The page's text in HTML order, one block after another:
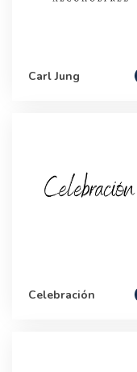
Carl Jung
Celebración